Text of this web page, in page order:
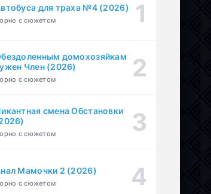
(2018)
(2023)
1-6 серия
для траха №4 (2026)
с сюжетом
домохозяйкам
Член (2026)
с сюжетом
смена Обстановки
с сюжетом
Мамочки 2 (2026)
с сюжетом